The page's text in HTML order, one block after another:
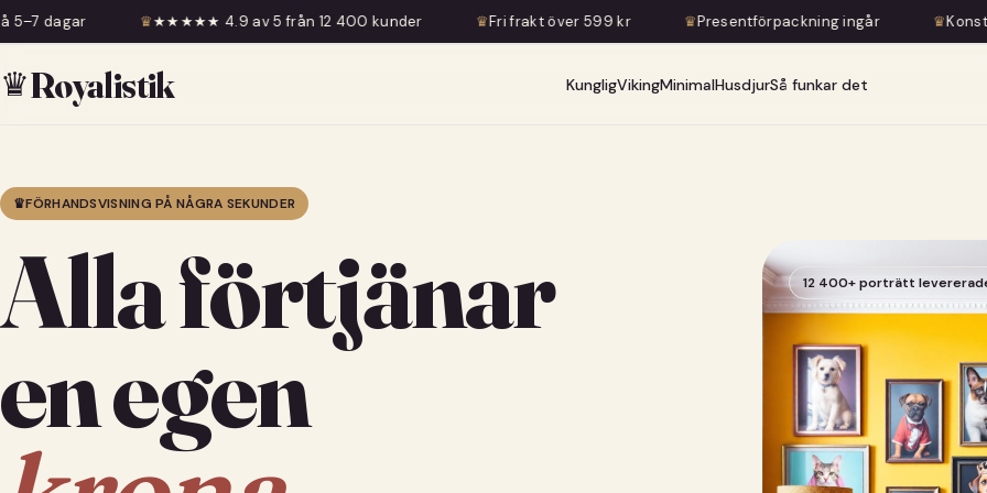
♛★★★★★ 4.9 av 5 från 12 400 kunder ♛Fri frakt över 599 kr ♛Presentförpackning ingår ♛Konstnärlig
♛Royalistik KungligVikingMinimalHusdjurSå funkar det
♛FÖRHANDSVISNING PÅ NÅGRA SEKUNDER
Alla förtjänar
en egen
12 400+ porträtt